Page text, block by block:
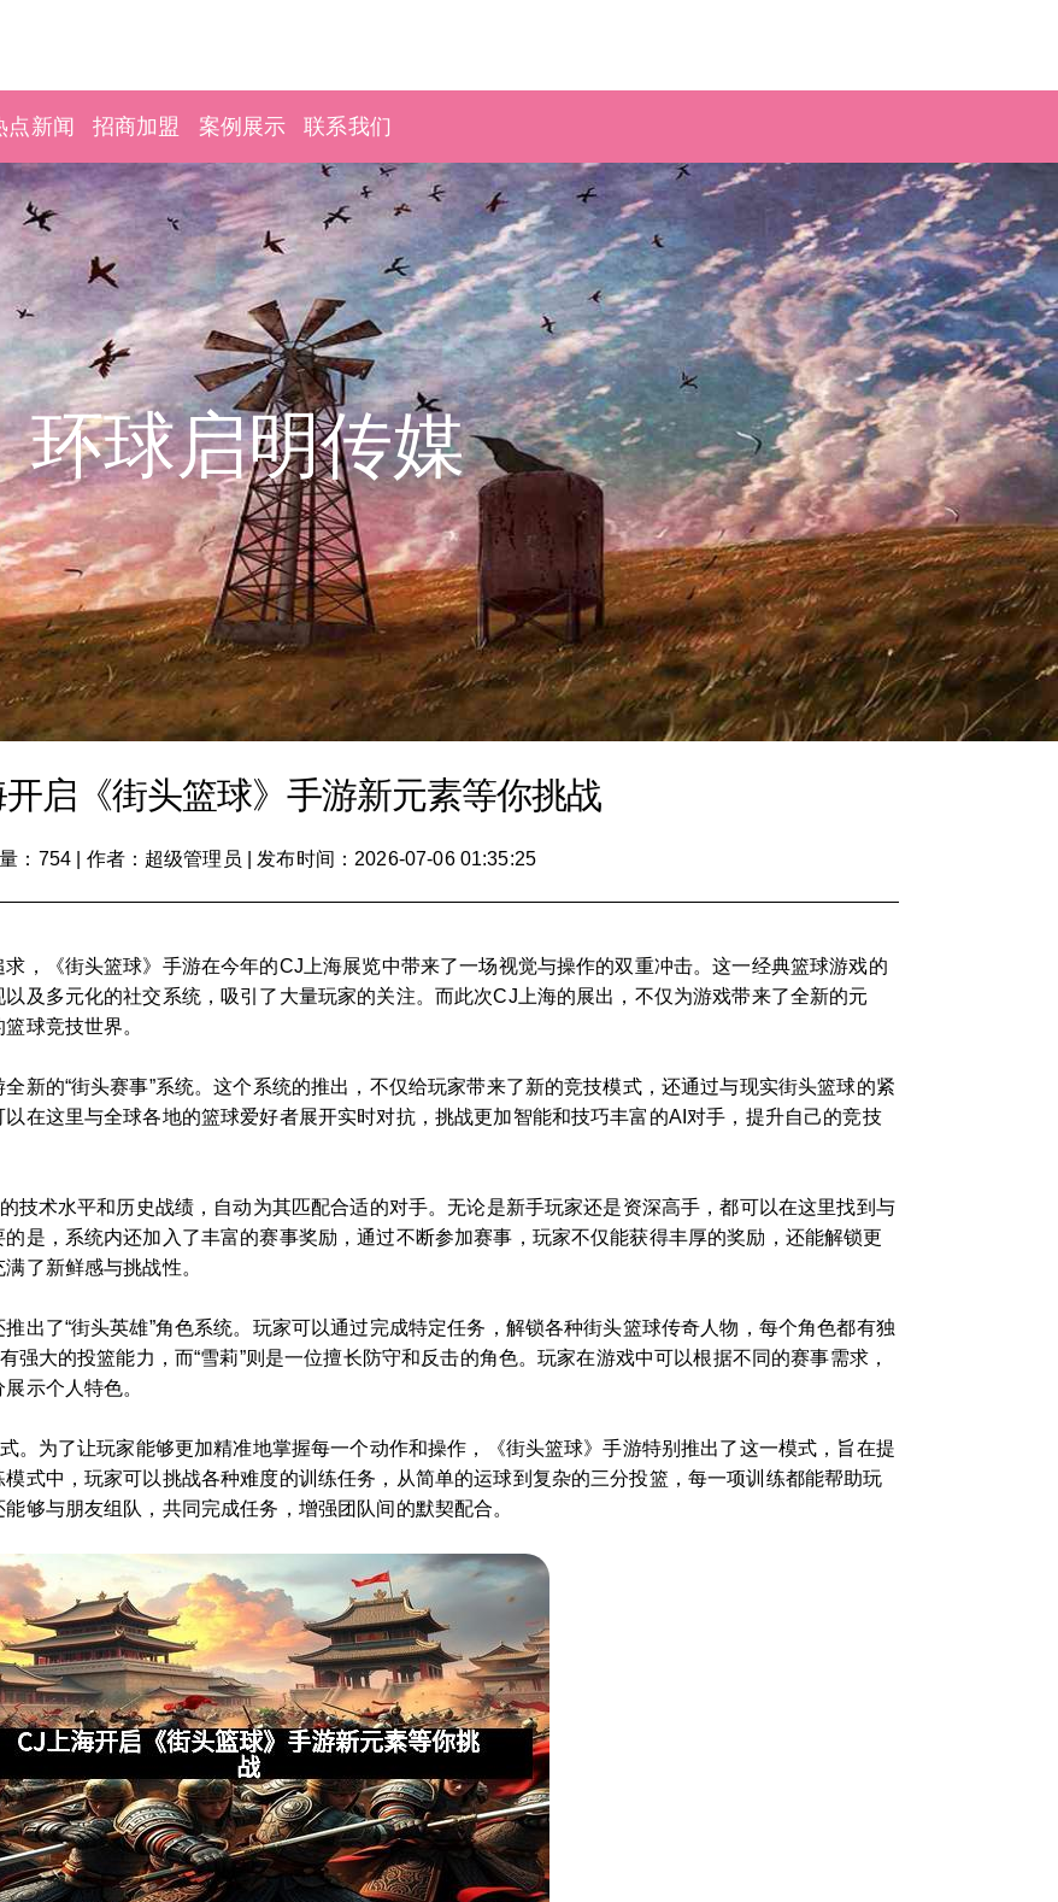
点新闻 招商加盟 案例展示 联系我们
环球启明传媒
启《街头篮球》手游新元素等你挑战
：754 作者：超级管理员 发布时间：2026-07-06 01:35:25
，《街头篮球》手游在今年的CJ上海展览中带来了一场视觉与操作的双重冲击。这一经典篮球游戏的
及多元化的社交系统，吸引了大量玩家的关注。而此次CJ上海的展出，不仅为游戏带来了全新的元
球竞技世界。
新的“街头赛事”系统。这个系统的推出，不仅给玩家带来了新的竞技模式，还通过与现实街头篮球的紧
在这里与全球各地的篮球爱好者展开实时对抗，挑战更加智能和技巧丰富的AI对手，提升自己的竞技
技术水平和历史战绩，自动为其匹配合适的对手。无论是新手玩家还是资深高手，都可以在这里找到与
是，系统内还加入了丰富的赛事奖励，通过不断参加赛事，玩家不仅能获得丰厚的奖励，还能解锁更
了新鲜感与挑战性。
出了“街头英雄”角色系统。玩家可以通过完成特定任务，解锁各种街头篮球传奇人物，每个角色都有独
强大的投篮能力，而“雪莉”则是一位擅长防守和反击的角色。玩家在游戏中可以根据不同的赛事需求，
示个人特色。
。为了让玩家能够更加精准地掌握每一个动作和操作，《街头篮球》手游特别推出了这一模式，旨在提
式中，玩家可以挑战各种难度的训练任务，从简单的运球到复杂的三分投篮，每一项训练都能帮助玩
够与朋友组队，共同完成任务，增强团队间的默契配合。